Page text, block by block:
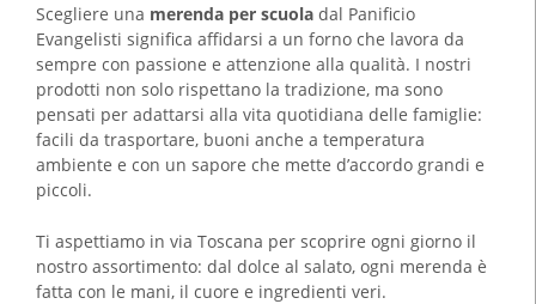
Scegliere una merenda per scuola dal Panificio
Evangelisti significa affidarsi a un forno che lavora da
sempre con passione e attenzione alla qualità. I nostri
prodotti non solo rispettano la tradizione, ma sono
pensati per adattarsi alla vita quotidiana delle famiglie:
facili da trasportare, buoni anche a temperatura
ambiente e con un sapore che mette d’accordo grandi e
piccoli.
Ti aspettiamo in via Toscana per scoprire ogni giorno il
nostro assortimento: dal dolce al salato, ogni merenda è
fatta con le mani, il cuore e ingredienti veri.